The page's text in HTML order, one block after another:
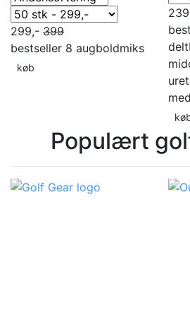
299,- 399
bestseller 8 augboldmiks
køb
delt
Populært